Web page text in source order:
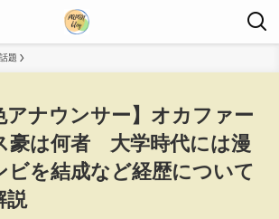
題
アナウンサー】オカファー
豪は何者 大学時代には漫
ビを結成など経歴について
説